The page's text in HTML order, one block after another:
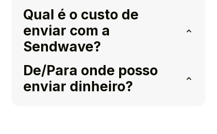
Qual é o custo de
enviar com a
Sendwave?
De/Para onde posso
enviar dinheiro?